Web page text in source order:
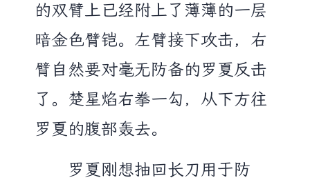
的双臂上已经附上了薄薄的一层
暗金色臂铠。左臂接下攻击，右
臂自然要对毫无防备的罗夏反击
了。楚星焰右拳一勾，从下方往
罗夏的腹部轰去。
罗夏刚想抽回长刀用于防